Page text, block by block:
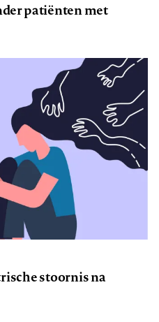
patiënten met
stoornis na